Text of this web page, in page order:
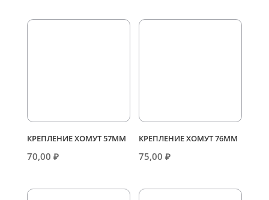
КРЕПЛЕНИЕ ХОМУТ 57ММ
70,00 ₽
КРЕПЛЕНИЕ ХОМУТ 76ММ
75,00₽